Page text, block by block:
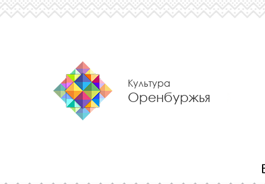
Культура
Оренбуржья